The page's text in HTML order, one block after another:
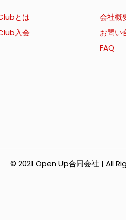
とは
入会
会社概
お問い
FAQ
© 2021 Open Up合同会社 | All